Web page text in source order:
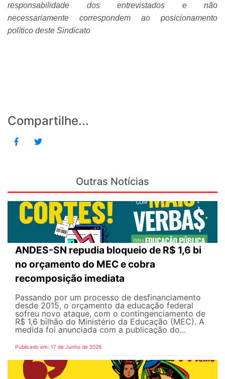
responsabilidade dos entrevistados e não
necessariamente correspondem ao posicionamento
político deste Sindicato
Compartilhe...
Outras Notícias
ANDES-SN repudia bloqueio de R$ 1,6 bi
no orçamento do MEC e cobra
recomposição imediata
Passando por um processo de desfinanciamento
desde 2015, o orçamento da educação federal
sofreu novo ataque, com o contingenciamento de
R$ 1,6 bilhão do Ministério da Educação (MEC). A
medida foi anunciada com a publicação do...
Publicado em: 17 de Junho de 2026